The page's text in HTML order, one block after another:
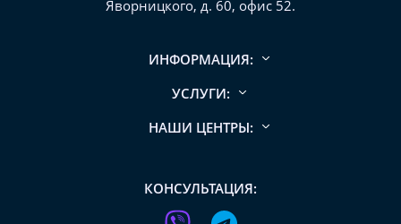
Яворницкого, д. 60, офис 52.
ИНФОРМАЦИЯ:
УСЛУГИ:
НАШИ ЦЕНТРЫ:
КОНСУЛЬТАЦИЯ: